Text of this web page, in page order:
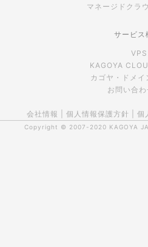
マネージドクラ
サービス
VPS
KAGOYA
カゴヤ・ドメイ
お問い合わ
会社情報 個人情報保護方針 個
Copyright © 2007-2020 KAGOYA